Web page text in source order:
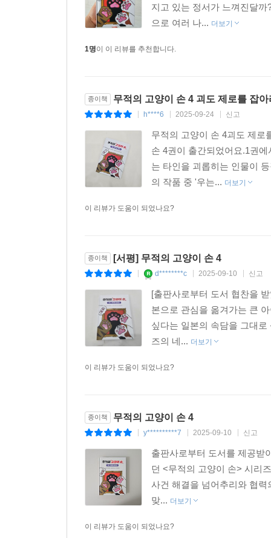
지고 있는 정서가 느껴진달
으로 여러 나... 더보기
1명이 이 리뷰를 추천합니다.
종이책 무적의 고양이 손 4 괴도 제로를 잡
h****6 2025-09-24 신고
무적의 고양이 손 4괴도 제로
손 4권이 출간되었어요.1권
는 타인을 괴롭히는 인물이
의 작품 중 '우는... 더보기
이 리뷰가 도움이 되었나요?
종이책 [서평] 무적의 고양이 손 4
d********c 2025-09-10 신고
[출판사로부터 도서 협찬을
본으로 관심을 옮겨가는 큰
싶다는 일본의 속담을 그대
즈의 네... 더보기
이 리뷰가 도움이 되었나요?
종이책 무적의 고양이 손 4
y**********7 2025-09-10 신고
출판사로부터 도서를 제공받
던 <무적의 고양이 손> 시리
사건 해결을 넘어추리와 협
맞... 더보기
이 리뷰가 도움이 되었나요?